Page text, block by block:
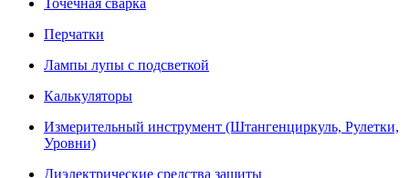
Точечная сварка
Перчатки
Лампы лупы с подсветкой
Калькуляторы
Измерительный инструмент (Штангенциркуль, Рулетки,
Уровни)
Диэлектрические средства защиты